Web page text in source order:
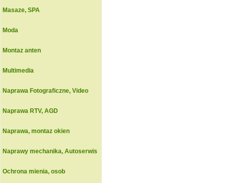
Masaze, SPA
Moda
Montaz anten
Multimedia
Naprawa Fotograficzne, Video
Naprawa RTV, AGD
Naprawa, montaz okien
Naprawy mechanika, Autoserwis
Ochrona mienia, osob